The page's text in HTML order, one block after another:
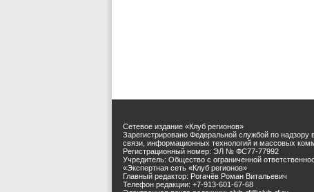
Сетевое издание «Клуб регионов»
Зарегистрировано Федеральной службой по надзору
связи, информационных технологий и массовых
Регистрационный номер: ЭЛ № ФС77-77992
Учредитель: Общество с ограниченной
«Экспертная сеть «Клуб регионов»
Главный редактор: Рогачёв Роман Витальевич
Телефон редакции: +7-913-601-67-68